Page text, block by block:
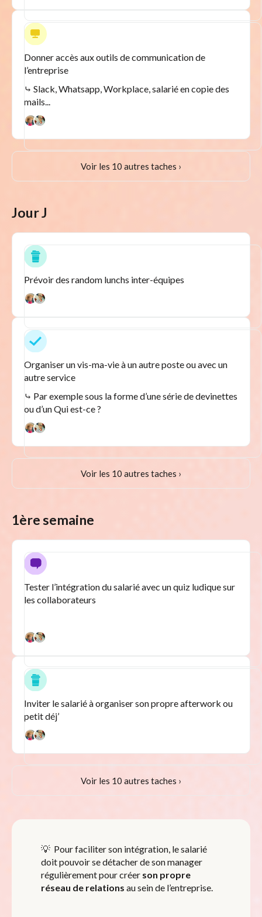
Donner accès aux outils de communication de
l’entreprise
⤷ Slack, Whatsapp, Workplace, salarié en copie des
mails...
Voir les 10 autres taches ›
Jour J
Prévoir des random lunchs inter-équipes
Organiser un vis-ma-vie à un autre poste ou avec un
autre service
⤷ Par exemple sous la forme d’une série de devinettes
ou d’un Qui est-ce ?
Voir les 10 autres taches ›
1ère semaine
Tester l’intégration du salarié avec un quiz ludique sur
les collaborateurs
Inviter le salarié à organiser son propre afterwork ou
petit déj’
Voir les 10 autres taches ›
💡 Pour faciliter son intégration, le salarié
doit pouvoir se détacher de son manager
régulièrement pour créer son propre
réseau de relations au sein de l’entreprise.